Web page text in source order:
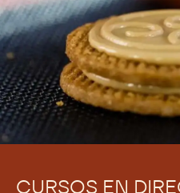
CURSOS EN